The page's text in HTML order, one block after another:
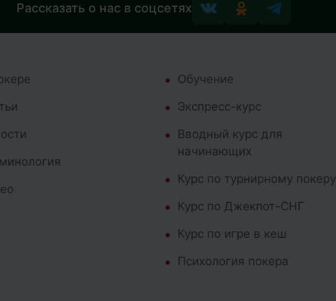
Рассказать о нас в соцсетях
Обучение
Экспресс-курс
Вводный курс для
начинающих
Курс по турнирному покеру
Курс по Джекпот-СНГ
Курс по игре в кеш
Психология покера